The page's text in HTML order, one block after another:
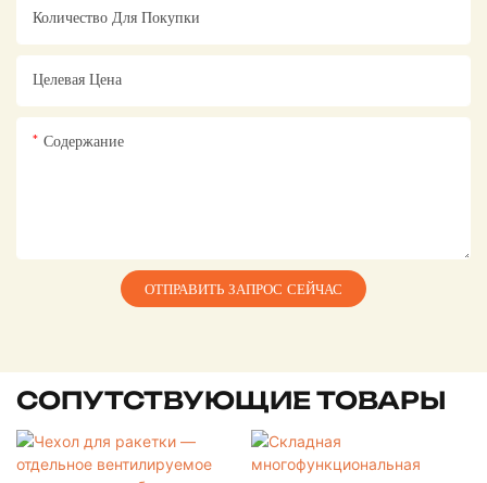
Количество Для Покупки
Целевая Цена
Содержание
ОТПРАВИТЬ ЗАПРОС СЕЙЧАС
СОПУТСТВУЮЩИЕ ТОВАРЫ